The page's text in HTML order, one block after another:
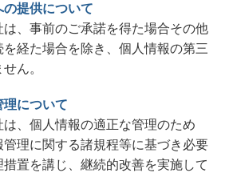
提供について
、事前のご承諾を得た場合その他
経た場合を除き、個人情報の第三
ん。
理について
、個人情報の適正な管理のため
理に関する諸規程等に基づき必要
置を講じ、継続的改善を実施して